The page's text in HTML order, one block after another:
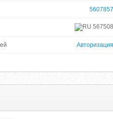
5607857
567508
Авторизация